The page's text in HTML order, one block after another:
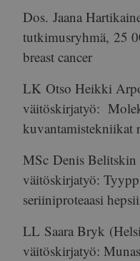
Dos. Jaana
tutkimusryhmä, 25
breast cancer
LK Otso Heikki
väitöskirjatyö:
kuvantamistekniikat
MSc Denis Belitskin
väitöskirjatyö:
seriiniproteaasi
LL Saara Bryk
väitöskirjatyö: